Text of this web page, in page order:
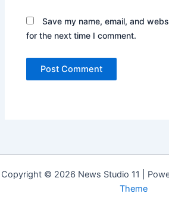
Save my name, email, and
for the next time I comment.
Copyright © 2026 News Studio 11 |
Theme